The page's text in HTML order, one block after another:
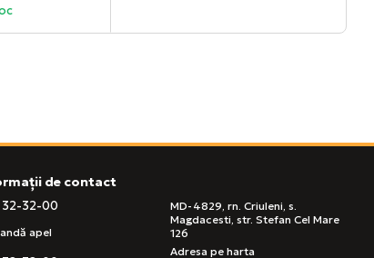
de contact
32-00
apel
MD-4829, rn. Criuleni, s.
Magdacesti, str. Stefan Cel Mare
126
Adresa pe harta